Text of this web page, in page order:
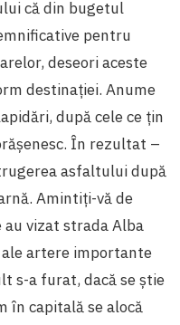
că din bugetul
pentru
deseori aceste
destinaţiei. Anume
după cele ce ţin
În rezultat –
asfaltului după
Amintiţi-vă de
vizat strada Alba
artere importante
s-a furat, dacă se ştie
în capitală se alocă